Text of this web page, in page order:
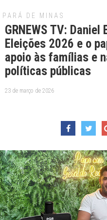
PARÁ DE MINAS
GRNEWS TV:
Eleições 2026 e o
apoio às famílias e
políticas públicas
23 de março de 2026